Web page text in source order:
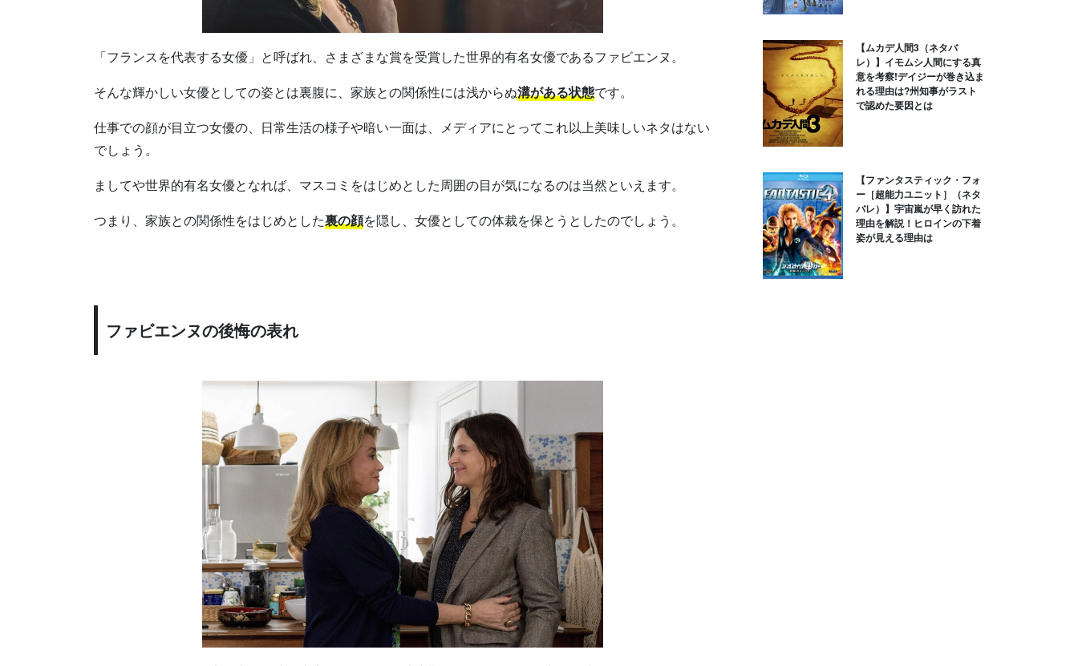
「フランスを代表する女優」と呼ばれ、さまざまな賞を受賞した世界的有名女優であるファビエンヌ。
そんな輝かしい女優としての姿とは裏腹に、家族との関係性には浅からぬ溝がある状態です。
仕事での顔が目立つ女優の、日常生活の様子や暗い一面は、メディアにとってこれ以上美味しいネタはない
でしょう。
ましてや世界的有名女優となれば、マスコミをはじめとした周囲の目が気になるのは当然といえます。
つまり、家族との関係性をはじめとした裏の顔を隠し、女優としての体裁を保とうとしたのでしょう。
ファビエンヌの後悔の表れ
【ムカデ人間3（ネタバ
レ）】イモムシ人間にする真
意を考察!デイジーが巻き込ま
れる理由は?州知事がラスト
で認めた要因とは
【ファンタスティック・フォ
ー［超能力ユニット］（ネタ
バレ）】宇宙嵐が早く訪れた
理由を解説！ヒロインの下着
姿が見える理由は